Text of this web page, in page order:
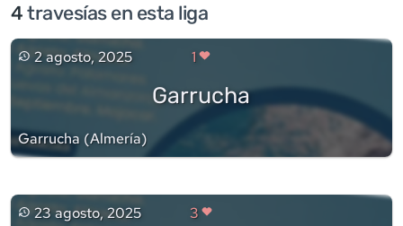
4 travesíasen esta liga
2 agosto, 2025 1
Garrucha
Garrucha (Almería)
23 agosto, 2025 3